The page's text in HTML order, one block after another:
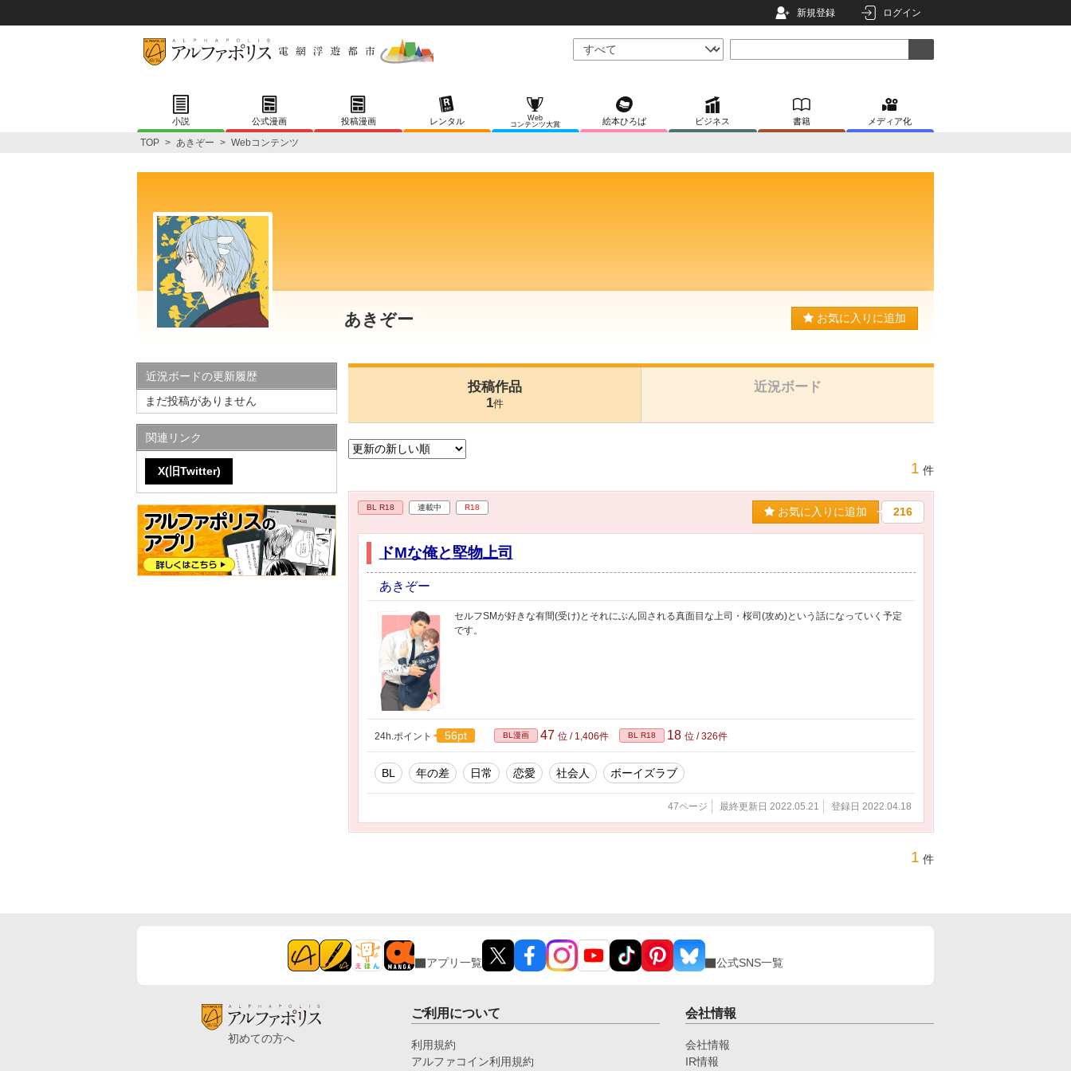
新規登録 ログイン
小説 公式漫画 投稿漫画 レンタル
Web
コンテンツ大賞
絵本ひろば ビジネス 書籍 メディア化
TOP > あきぞー > Webコンテンツ
あきぞー お気に入りに追加
投稿作品
1件
近況ボード
1 件
BL R18 連載中 R18 お気に入りに追加 216
ドMな俺と堅物上司
あきぞー
セルフSMが好きな有間(受け)とそれにぶん回される真面目な上司・桜司(攻め)という話になっていく予定
です。
24h.ポイント 56pt BL漫画 47 位 / 1,406件 BL R18 18 位 / 326件
BL 年の差 日常 恋愛 社会人 ボーイズラブ
47ページ 最終更新日 2022.05.21 登録日 2022.04.18
1 件
近況ボードの更新履歴
まだ投稿がありません
関連リンク
X(旧Twitter)
アプリ一覧 公式SNS一覧
初めての方へ
ご利用について
利用規約
アルファコイン利用規約
会社情報
会社情報
IR情報